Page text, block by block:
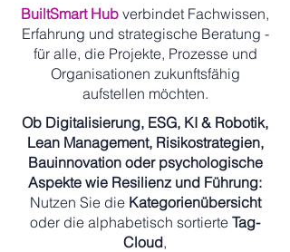
BuiltSmart Hub verbindet Fachwissen,
Erfahrung und strategische Beratung -
für alle, die Projekte, Prozesse und
Organisationen zukunftsfähig
aufstellen möchten.
Ob Digitalisierung, ESG, KI & Robotik,
Lean Management, Risikostrategien,
Bauinnovation oder psychologische
Aspekte wie Resilienz und Führung:
Nutzen Sie die Kategorienübersicht
oder die alphabetisch sortierte Tag-
Cloud,